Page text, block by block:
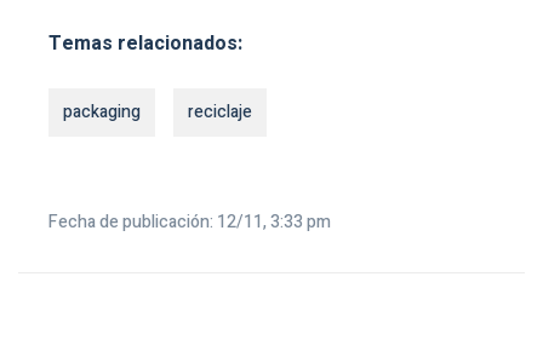
Temas relacionados:
packaging reciclaje
Fecha de publicación: 12/11, 3:33 pm